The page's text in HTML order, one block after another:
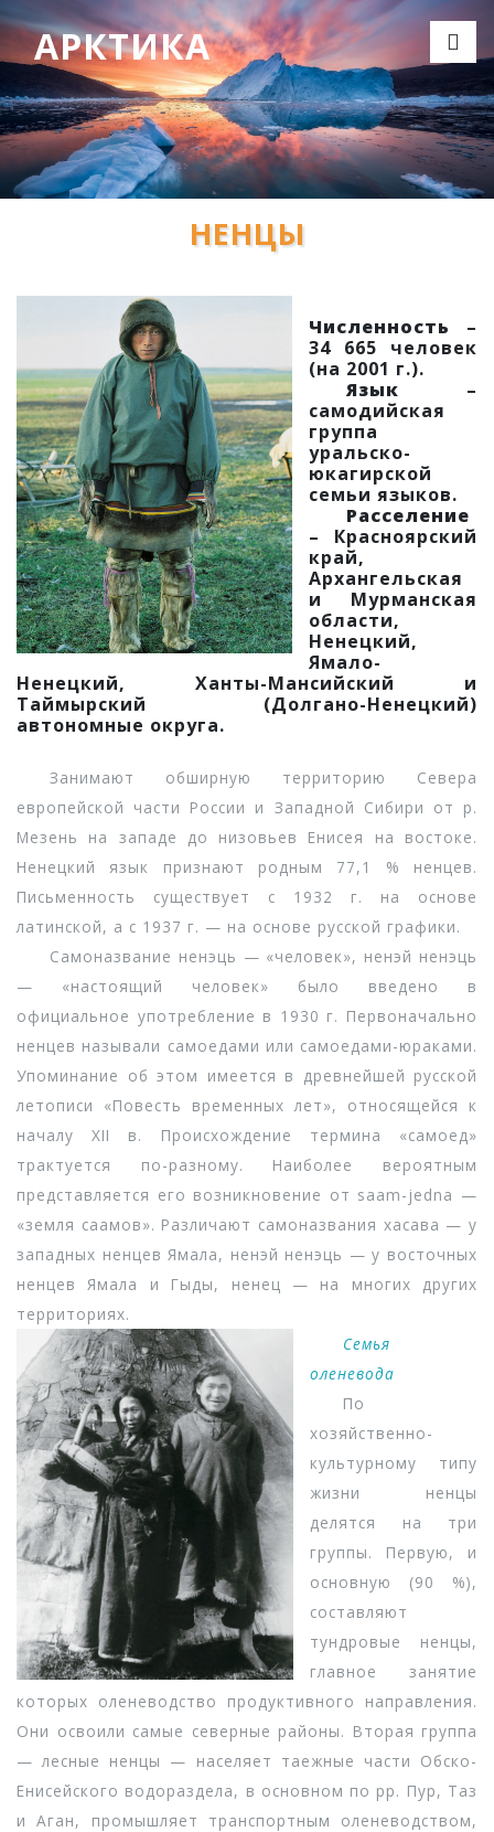
АРКТИКА
НЕНЦЫ
Численность –
34 665 человек
(на 2001 г.).
Язык –
самодийская
группа
уральско-
юкагирской
семьи языков.
Расселение
– Красноярский
край,
Архангельская
и Мурманская
области,
Ненецкий,
Ямало-
Ненецкий, Ханты-Мансийский и
Таймырский (Долгано-Ненецкий)
автономные округа.
Занимают обширную территорию Севера
европейской части России и Западной Сибири от р.
Мезень на западе до низовьев Енисея на востоке.
Ненецкий язык признают родным 77,1 % ненцев.
Письменность существует с 1932 г. на основе
латинской, а с 1937 г. — на основе русской графики.
Самоназвание ненэць — «человек», ненэй ненэць
— «настоящий человек» было введено в
официальное употребление в 1930 г. Первоначально
ненцев называли самоедами или самоедами-юраками.
Упоминание об этом имеется в древнейшей русской
летописи «Повесть временных лет», относящейся к
началу XII в. Происхождение термина «самоед»
трактуется по-разному. Наиболее вероятным
представляется его возникновение от saam-jedna —
«земля саамов». Различают самоназвания хасава — у
западных ненцев Ямала, ненэй ненэць — у восточных
ненцев Ямала и Гыды, ненец — на многих других
территориях.
Семья
оленевода
По
хозяйственно-
культурному типу
жизни ненцы
делятся на три
группы. Первую, и
основную (90 %),
составляют
тундровые ненцы,
главное занятие
которых оленеводство продуктивного направления.
Они освоили самые северные районы. Вторая группа
— лесные ненцы — населяет таежные части Обско-
Енисейского водораздела, в основном по рр. Пур, Таз
и Аган, промышляет транспортным оленеводством,